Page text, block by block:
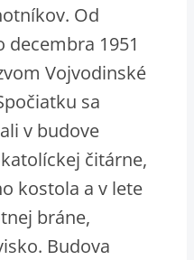
Od
decembra 1951
Vojvodinské
sa
v budove
čitárne,
kostola a v lete
bráne,
Budova